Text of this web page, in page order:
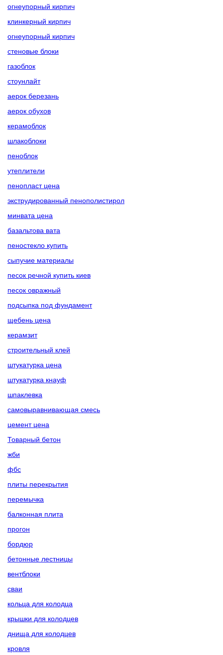
огнеупорный кирпич
клинкерный кирпич
огнеупорный кирпич
стеновые блоки
газоблок
стоунлайт
аерок березань
аерок обухов
керамоблок
шлакоблоки
пеноблок
утеплители
пенопласт цена
экструдированный пенополистирол
минвата цена
базальтова вата
пеностекло купить
сыпучие материалы
песок речной купить киев
песок овражный
подсыпка под фундамент
щебень цена
керамзит
строительный клей
штукатурка цена
штукатурка кнауф
шпаклевка
самовыравнивающая смесь
цемент цена
Товарный бетон
жби
фбс
плиты перекрытия
перемычка
балконная плита
прогон
бордюр
бетонные лестницы
вентблоки
сваи
кольца для колодца
крышки для колодцев
днища для колодцев
кровля